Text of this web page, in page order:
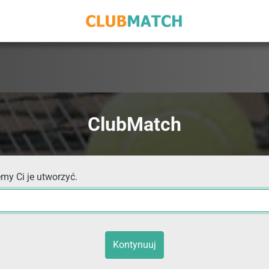
ClubMatch
Ci je utworzyć.
Kontynuuj